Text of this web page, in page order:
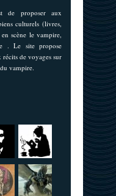
de proposer aux
culturels (livres,
scène le vampire,
. Le site propose
de voyages sur
vampire.